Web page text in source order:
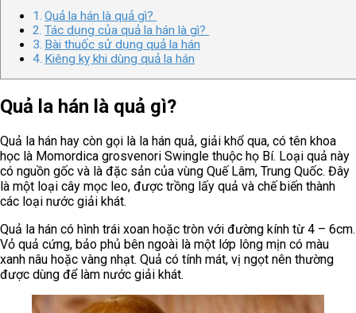
Quả la hán là quả gì?
Tác dụng của quả la hán là gì?
Bài thuốc sử dụng quả la hán
Kiêng kỵ khi dùng quả la hán
Quả la hán là quả gì?
Quả la hán hay còn gọi là la hán quả, giải khổ qua, có tên khoa
học là Momordica grosvenori Swingle thuộc họ Bí. Loại quả này
có nguồn gốc và là đặc sản của vùng Quế Lâm, Trung Quốc. Đây
là một loại cây mọc leo, được trồng lấy quả và chế biến thành
các loại nước giải khát.
Quả la hán có hình trái xoan hoặc tròn với đường kính từ 4 – 6cm.
Vỏ quả cứng, bảo phủ bên ngoài là một lớp lông mịn có màu
xanh nâu hoặc vàng nhạt. Quả có tính mát, vị ngọt nên thường
được dùng để làm nước giải khát.